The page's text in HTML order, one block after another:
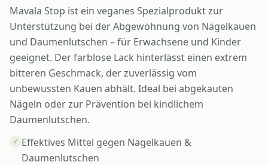
Mavala Stop ist ein veganes Spezialprodukt zur
Unterstützung bei der Abgewöhnung von Nägelkauen
und Daumenlutschen – für Erwachsene und Kinder
geeignet. Der farblose Lack hinterlässt einen extrem
bitteren Geschmack, der zuverlässig vom
unbewussten Kauen abhält. Ideal bei abgekauten
Nägeln oder zur Prävention bei kindlichem
Daumenlutschen.
✓ Effektives Mittel gegen Nägelkauen &
Daumenlutschen